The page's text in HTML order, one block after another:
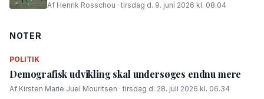
Af Henrik Rosschou · tirsdag d. 9. juni 2026 kl. 08.04
NOTER
POLITIK
Demografisk udvikling skal undersøges endnu mere
Af Kirsten Marie Juel Mouritsen · tirsdag d. 28. juli 2026 kl. 06.34